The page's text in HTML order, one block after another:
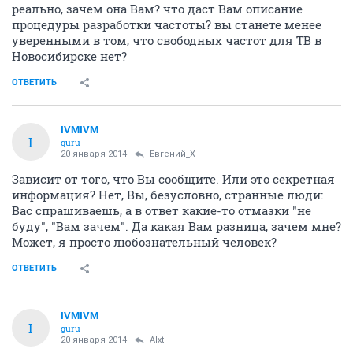
реально, зачем она Вам? что даст Вам описание
процедуры разработки частоты? вы станете менее
уверенными в том, что свободных частот для ТВ в
Новосибирске нет?
ОТВЕТИТЬ
I
IVMIVM
guru
20 января 2014 Евгений_X
Зависит от того, что Вы сообщите. Или это секретная
информация? Нет, Вы, безусловно, странные люди:
Вас спрашиваешь, а в ответ какие-то отмазки "не
буду", "Вам зачем". Да какая Вам разница, зачем мне?
Может, я просто любознательный человек?
ОТВЕТИТЬ
I
IVMIVM
guru
20 января 2014 Alxt